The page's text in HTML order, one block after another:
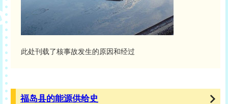
此处刊载了核事故发生的原因和经过
福岛县的能源供给史